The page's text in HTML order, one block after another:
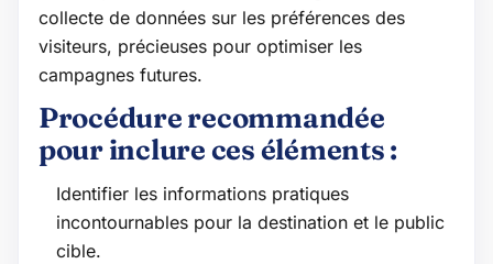
collecte de données sur les préférences des
visiteurs, précieuses pour optimiser les
campagnes futures.
Procédure recommandée
pour inclure ces éléments :
Identifier les informations pratiques
incontournables pour la destination et le public
cible.